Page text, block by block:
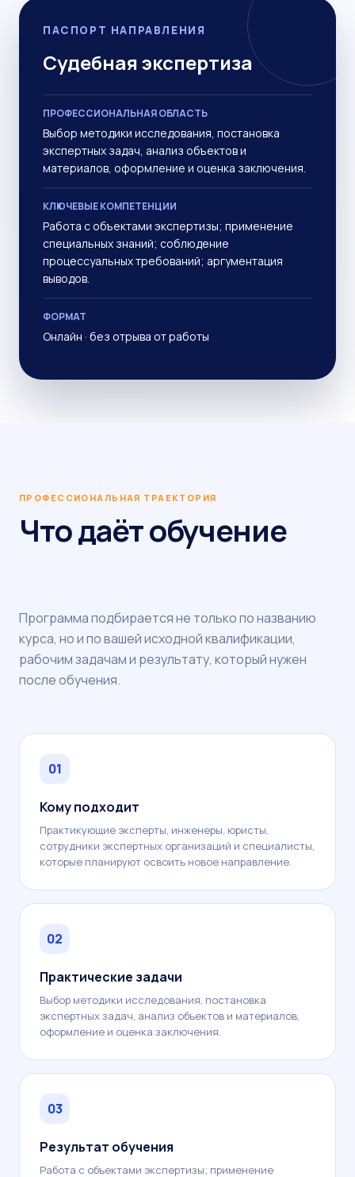
ПАСПОРТ НАПРАВЛЕНИЯ
Судебная экспертиза
ПРОФЕССИОНАЛЬНАЯ ОБЛАСТЬ
Выбор методики исследования, постановка
экспертных задач, анализ объектов и
материалов, оформление и оценка заключения.
КЛЮЧЕВЫЕ КОМПЕТЕНЦИИ
Работа с объектами экспертизы; применение
специальных знаний; соблюдение
процессуальных требований; аргументация
выводов.
ФОРМАТ
Онлайн · без отрыва от работы
ПРОФЕССИОНАЛЬНАЯ ТРАЕКТОРИЯ
Что даёт обучение
Программа подбирается не только по названию
курса, но и по вашей исходной квалификации,
рабочим задачам и результату, который нужен
после обучения.
01
Кому подходит
Практикующие эксперты, инженеры, юристы,
сотрудники экспертных организаций и специалисты,
которые планируют освоить новое направление.
02
Практические задачи
Выбор методики исследования, постановка
экспертных задач, анализ объектов и материалов,
оформление и оценка заключения.
03
Результат обучения
Работа с объектами экспертизы; применение